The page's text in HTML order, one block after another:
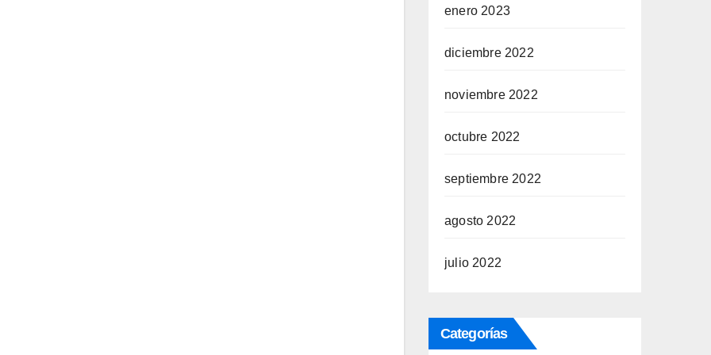
enero 2023
diciembre 2022
noviembre 2022
octubre 2022
septiembre 2022
agosto 2022
julio 2022
Categorías